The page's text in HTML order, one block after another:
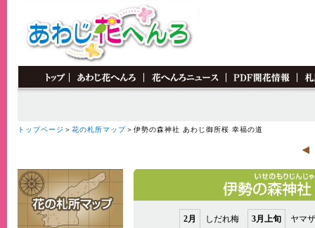
トップページ ＞ 花の札所マップ＞伊勢の森神社 あわじ御所桜 幸福の道
2月 しだれ梅 3月上旬 ヤマ